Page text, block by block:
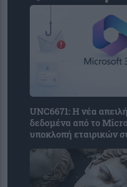
UNC6671: Η νέα
δεδομένα από το
υποκλοπή εταιρικών